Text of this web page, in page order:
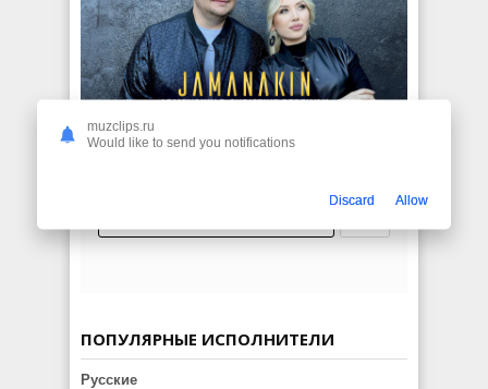
Armenchik & Christine Pepelyan — Jamanakin
ПОПУЛЯРНЫЕ ИСПОЛНИТЕЛИ
Русские
muzclips.ru
Would like to send you notifications
Discard Allow